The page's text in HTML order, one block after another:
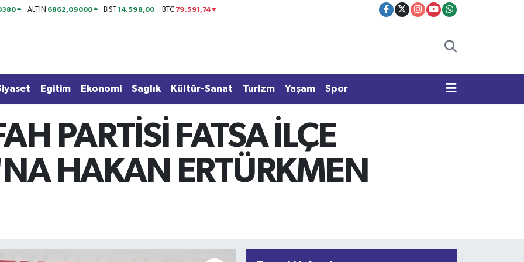
ALTIN 6862,09000 BİST14.598,00 BTC 79.591,74
Eğitim Ekonomi Sağlık Kültür-Sanat Turizm Yaşam Spor
PARTİSİ FATSA İLÇE
HAKAN ERTÜRKMEN